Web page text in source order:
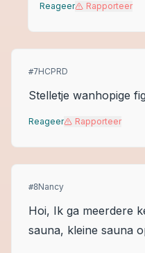
Reageer Rapporteer
#7HCPRD
Stelletje wanhopige
Reageer Rapporteer
#8Nancy
Hoi, Ik ga meerdere
sauna, kleine sauna